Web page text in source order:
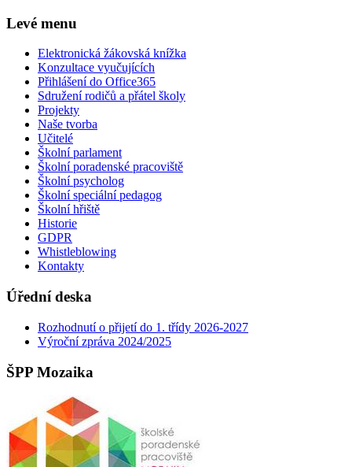
Levé menu
Elektronická žákovská knížka
Konzultace vyučujících
Přihlášení do Office365
Sdružení rodičů a přátel školy
Projekty
Naše tvorba
Učitelé
Školní parlament
Školní poradenské pracoviště
Školní psycholog
Školní speciální pedagog
Školní hřiště
Historie
GDPR
Whistleblowing
Kontakty
Úřední deska
Rozhodnutí o přijetí do 1. třídy 2026-2027
Výroční zpráva 2024/2025
ŠPP Mozaika